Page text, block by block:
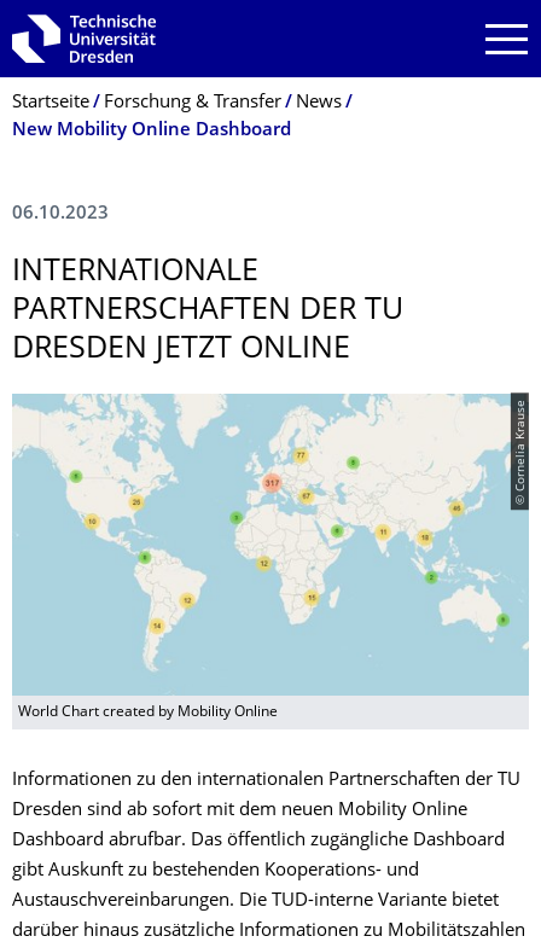
Zur Hauptnavigation springen
Zur Suche springen
Zum Inhalt springen
Breadcrumb-Menü
Startseite Forschung & Transfer
News
New Mobility Online Dashboard
06.10.2023
INTERNATIONALE
PARTNERSCHAFTEN DER TU
DRESDEN JETZT ONLINE
© Cornelia Krause
World Chart created by Mobility Online
Informationen zu den internationalen Partnerschaften der TU
Dresden sind ab sofort mit dem neuen Mobility Online
Dashboard abrufbar. Das öffentlich zugängliche Dashboard
gibt Auskunft zu bestehenden Kooperations- und
Austauschvereinbarungen. Die TUD-interne Variante bietet
darüber hinaus zusätzliche Informationen zu Mobilitätszahlen